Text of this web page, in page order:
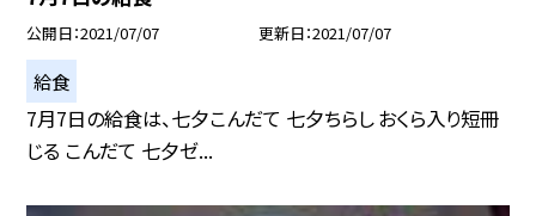
公開日 2021/07/07 更新日 2021/07/07
給食
7月7日の給食は、七夕こんだて 七夕ちらし おくら入り短冊
じる こんだて 七夕ゼ...